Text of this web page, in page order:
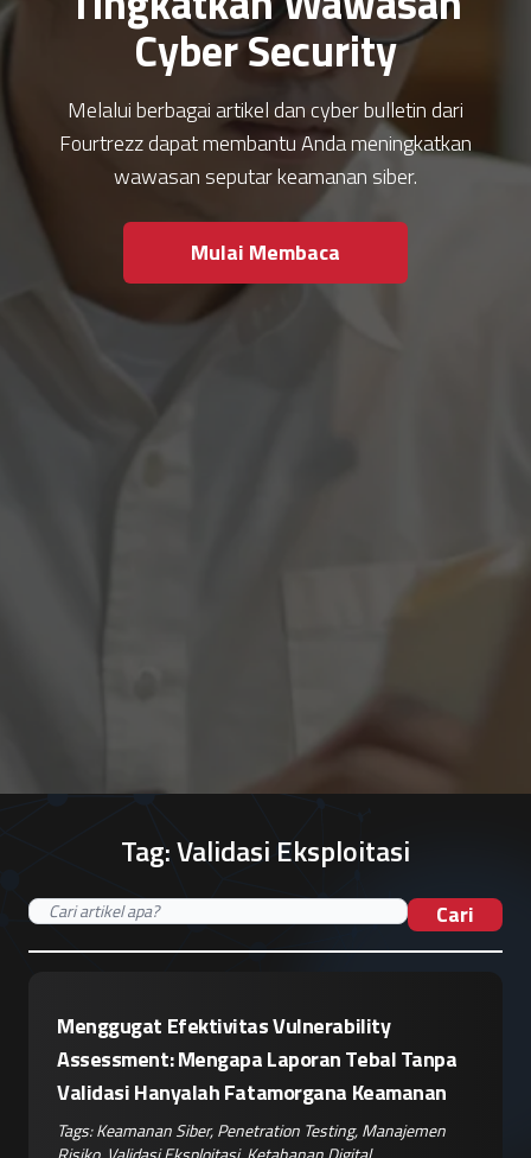
Cyber Security
Melalui berbagai artikel dan cyber bulletin dari
Fourtrezz dapat membantu Anda meningkatkan
wawasan seputar keamanan siber.
Mulai Membaca
Tag:Validasi Eksploitasi
Cari
Menggugat Efektivitas Vulnerability
Assessment: Mengapa Laporan Tebal Tanpa
Validasi Hanyalah Fatamorgana Keamanan
Tags:Keamanan Siber,Penetration Testing,Manajemen